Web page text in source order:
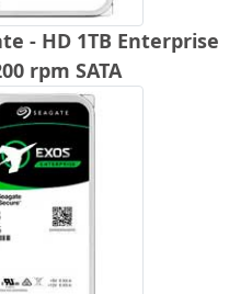
- HD 1TB Enterprise
rpm SATA